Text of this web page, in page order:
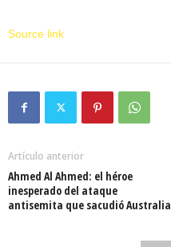
Source link
Artículo anterior
Ahmed Al Ahmed: el héroe
inesperado del ataque
antisemita que sacudió Australia